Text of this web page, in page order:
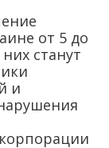
от 5 до
станут
и